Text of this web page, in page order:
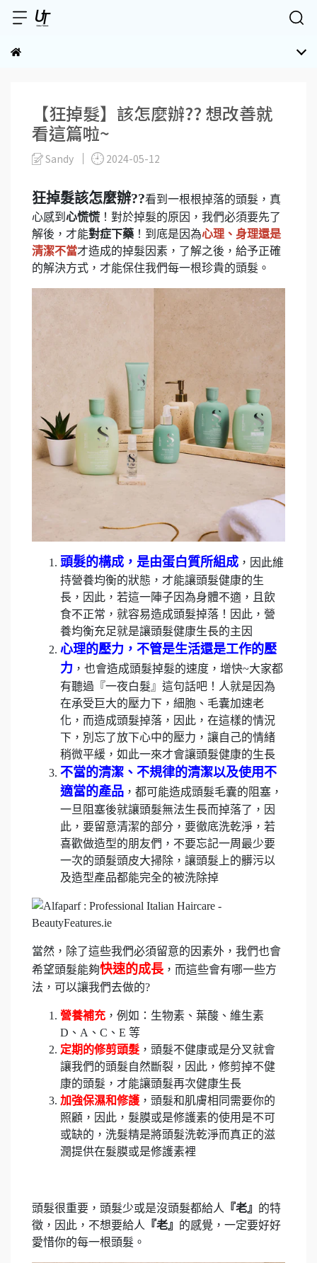
【狂掉髮】該怎麼辦?? 想改善就
看這篇啦~
Sandy 2024-05-12
狂掉髮該怎麼辦??看到一根根掉落的頭髮，真
心感到 心慌慌 ！對於掉髮的原因，我們必須要先了
解後，才能對症下藥 ！到底是因為心理、身理還是
清潔不當才造成的掉髮因素，了解之後，給予正確
的解決方式，才能保住我們每一根珍貴的頭髮。
頭髮的構成，是由蛋白質所組成 ，因此維
持營養均衡的狀態，才能讓頭髮健康的生
長，因此，若這一陣子因為身體不適，且飲
食不正常，就容易造成頭髮掉落！因此，營
養均衡充足就是讓頭髮健康生長的主因
心理的壓力，不管是生活還是工作的壓
力 ，也會造成頭髮掉髮的速度，增快~大家都
有聽過『一夜白髮』這句話吧！人就是因為
在承受巨大的壓力下，細胞、毛囊加速老
化，而造成頭髮掉落，因此，在這樣的情況
下，別忘了放下心中的壓力，讓自己的情緒
稍微平緩，如此一來才會讓頭髮健康的生長
不當的清潔、不規律的清潔以及使用不
適當的產品 ，都可能造成頭髮毛囊的阻塞，
一旦阻塞後就讓頭髮無法生長而掉落了，因
此，要留意清潔的部分，要徹底洗乾淨，若
喜歡做造型的朋友們，不要忘記一周最少要
一次的頭髮頭皮大掃除，讓頭髮上的髒污以
及造型產品都能完全的被洗除掉
當然，除了這些我們必須留意的因素外，我們也會
希望頭髮能夠快速的成長 ，而這些會有哪一些方
法，可以讓我們去做的?
營養補充 ，例如：生物素、葉酸、維生素
D 、 A 、 C 、 E 等
定期的修剪頭髮 ，頭髮不健康或是分叉就會
讓我們的頭髮自然斷裂，因此，修剪掉不健
康的頭髮，才能讓頭髮再次健康生長
加強保濕和修護 ，頭髮和肌膚相同需要你的
照顧，因此，髮膜或是修護素的使用是不可
或缺的，洗髮精是將頭髮洗乾淨而真正的滋
潤提供在髮膜或是修護素裡
頭髮很重要，頭髮少或是沒頭髮都給人 『老』 的特
徵，因此，不想要給人
『老』 的感覺，一定要好好
愛惜你的每一根頭髮。